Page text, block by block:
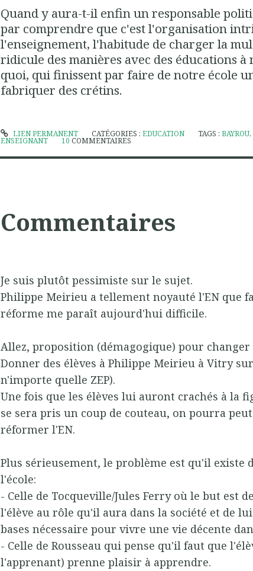
Quand y aura-t-il enfin un responsable
par comprendre que c'est l'organisation
l'enseignement, l'habitude de charger la
ridicule des manières avec des éducations à
quoi, qui finissent par faire de notre école
fabriquer des crétins.
LIEN PERMANENT CATÉGORIES : EDUCATION TAGS : BAYROU,
ENSEIGNANT 10 COMMENTAIRES
Commentaires
Je suis plutôt pessimiste sur le sujet.
Philippe Meirieu a tellement noyauté l'EN que
réforme me paraît aujourd'hui difficile.
Allez, proposition (démagogique) pour changer
Donner des élèves à Philippe Meirieu à Vitry
n'importe quelle ZEP).
Une fois que les élèves lui auront crachés à la
se sera pris un coup de couteau, on pourra
réformer l'EN.
Plus sérieusement, le problème est qu'il existe
l'école:
- Celle de Tocqueville/Jules Ferry où le but est
l'élève au rôle qu'il aura dans la société et de
bases nécessaire pour vivre une vie décente
- Celle de Rousseau qui pense qu'il faut que
l'apprenant) prenne plaisir à apprendre.